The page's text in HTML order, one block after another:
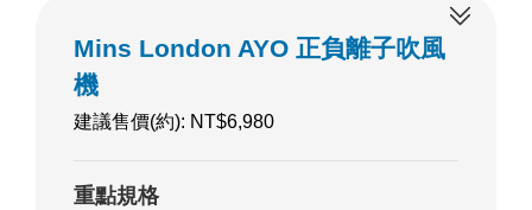
Mins London AYO 正負離子吹風
機
建議售價(約): NT$6,980
重點規格